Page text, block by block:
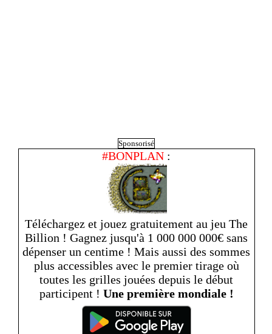
Sponsorisé
#BONPLAN :
Téléchargez et jouez gratuitement au jeu The
Billion ! Gagnez jusqu'à 1 000 000 000€ sans
dépenser un centime ! Mais aussi des sommes
plus accessibles avec le premier tirage où
toutes les grilles jouées depuis le début
participent ! Une première mondiale !